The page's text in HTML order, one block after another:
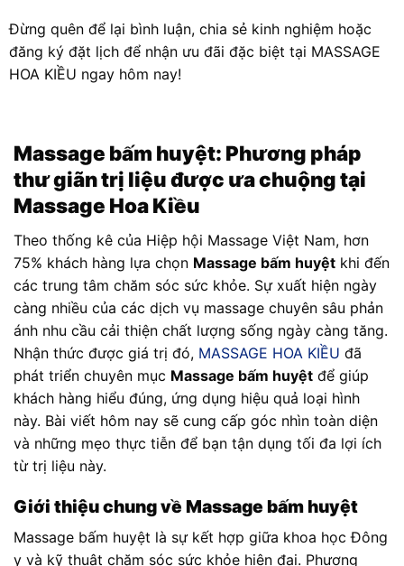
Đừng quên để lại bình luận, chia sẻ kinh nghiệm hoặc
đăng ký đặt lịch để nhận ưu đãi đặc biệt tại MASSAGE
HOA KIỀU ngay hôm nay!
Massage bấm huyệt: Phương pháp
thư giãn trị liệu được ưa chuộng tại
Massage Hoa Kiều
Theo thống kê của Hiệp hội Massage Việt Nam, hơn
75% khách hàng lựa chọn Massage bấm huyệt khi đến
các trung tâm chăm sóc sức khỏe. Sự xuất hiện ngày
càng nhiều của các dịch vụ massage chuyên sâu phản
ánh nhu cầu cải thiện chất lượng sống ngày càng tăng.
Nhận thức được giá trị đó, MASSAGE HOA KIỀU đã
phát triển chuyên mục Massage bấm huyệt để giúp
khách hàng hiểu đúng, ứng dụng hiệu quả loại hình
này. Bài viết hôm nay sẽ cung cấp góc nhìn toàn diện
và những mẹo thực tiễn để bạn tận dụng tối đa lợi ích
từ trị liệu này.
Giới thiệu chung về Massage bấm huyệt
Massage bấm huyệt là sự kết hợp giữa khoa học Đông
y và kỹ thuật chăm sóc sức khỏe hiện đại. Phương